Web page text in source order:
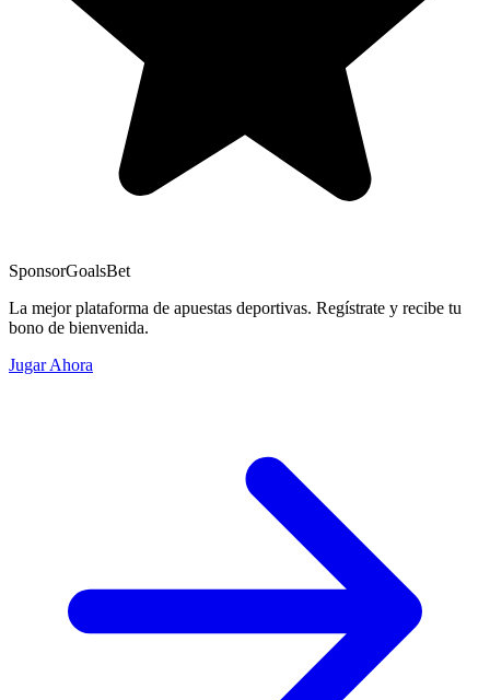
SponsorGoalsBet
La mejor plataforma de apuestas deportivas. Regístrate y recibe tu
bono de bienvenida.
Jugar Ahora